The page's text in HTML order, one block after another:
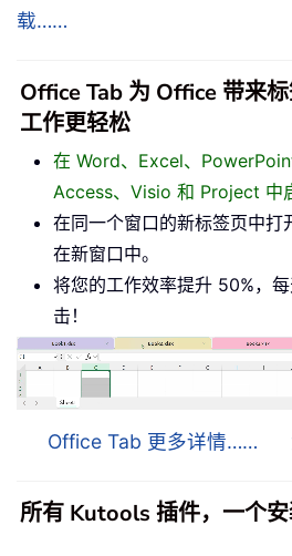
载……
Office Tab 为 Office 带来
工作更轻松
在 Word、Excel、
Access、Visio 和 Project 中
在同一个窗口的新标签页中打
在新窗口中。
将您的工作效率提升 50%，
击！
Office Tab 更多详情……
所有 Kutools 插件，一个